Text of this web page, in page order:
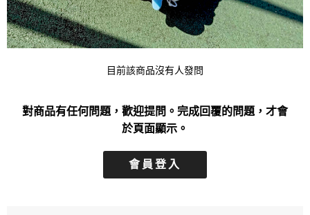
目前該商品沒有人發問
對商品有任何問題，歡迎提問。完成回覆的問題，才會
於頁面顯示。
會員登入